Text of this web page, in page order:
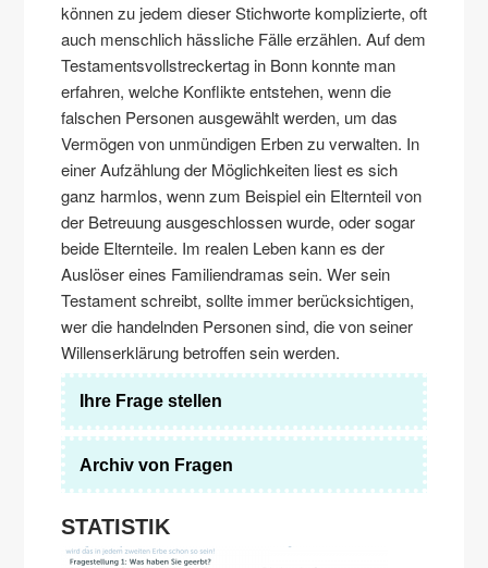
können zu jedem dieser Stichworte komplizierte, oft
auch menschlich hässliche Fälle erzählen. Auf dem
Testamentsvollstreckertag in Bonn konnte man
erfahren, welche Konflikte entstehen, wenn die
falschen Personen ausgewählt werden, um das
Vermögen von unmündigen Erben zu verwalten. In
einer Aufzählung der Möglichkeiten liest es sich
ganz harmlos, wenn zum Beispiel ein Elternteil von
der Betreuung ausgeschlossen wurde, oder sogar
beide Elternteile. Im realen Leben kann es der
Auslöser eines Familiendramas sein. Wer sein
Testament schreibt, sollte immer berücksichtigen,
wer die handelnden Personen sind, die von seiner
Willenserklärung betroffen sein werden.
Ihre Frage stellen
Archiv von Fragen
STATISTIK